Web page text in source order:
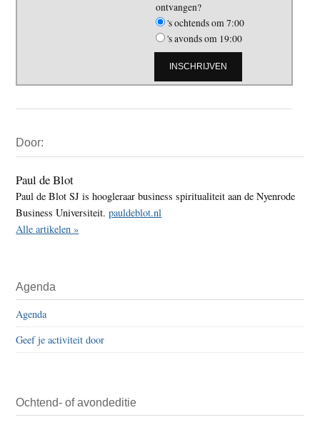
ontvangen?
's ochtends om 7:00
's avonds om 19:00
Sidebar
Door:
Paul de Blot
Paul de Blot SJ is hoogleraar business spiritualiteit aan de Nyenrode
Business Universiteit.pauldeblot.nl
Alle artikelen »
Agenda
Agenda
Geef je activiteit door
Ochtend- of avondeditie